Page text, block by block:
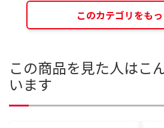
このカテゴリをも
この商品を見た人はこ
います